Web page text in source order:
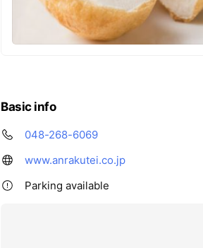
Basic info
048-268-6069
www.anrakutei.co.jp
Parking available